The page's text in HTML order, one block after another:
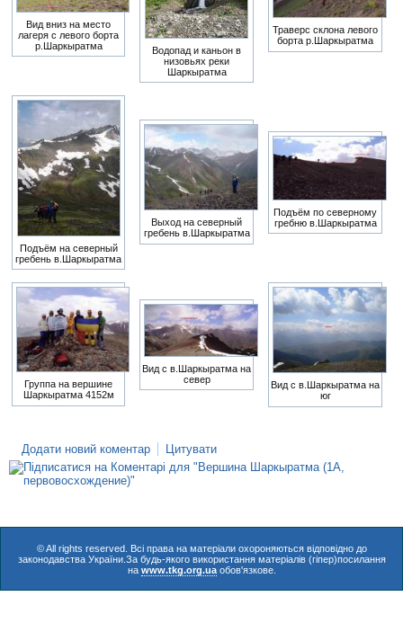
Вид вниз на место
лагеря с левого борта
р.Шаркыратма
Водопад и каньон в
низовьях реки
Шаркыратма
Траверс склона левого
борта р.Шаркыратма
Подъём на северный
гребень в.Шаркыратма
Выход на северный
гребень в.Шаркыратма
Подъём по северному
гребню в.Шаркыратма
Группа на вершине
Шаркыратма 4152м
Вид с в.Шаркыратма на
север
Вид с в.Шаркыратма на
юг
Додати новий коментар Цитувати
© All rights reserved. Всі права на матеріали охороняються відповідно до
законодавства України.За будь-якого використання матеріалів (гіпер)посилання
на www.tkg.org.uaобов'язкове.